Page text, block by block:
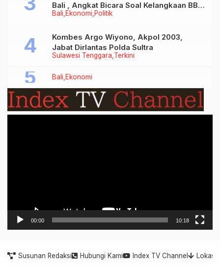
Bali Ekonomi Politik
Bali , Angkat Bicara Soal Kelangkaan BBM
Bersubsidi Jenis Solar
Sulawesi Tenggara Terkini
Kombes Argo Wiyono, Akpol 2003,
Jabat Dirlantas Polda Sultra
Bali Ekonomi
00:00 10:18
Susunan Redaksi Hubungi Kami Index TV Channel Lokasi